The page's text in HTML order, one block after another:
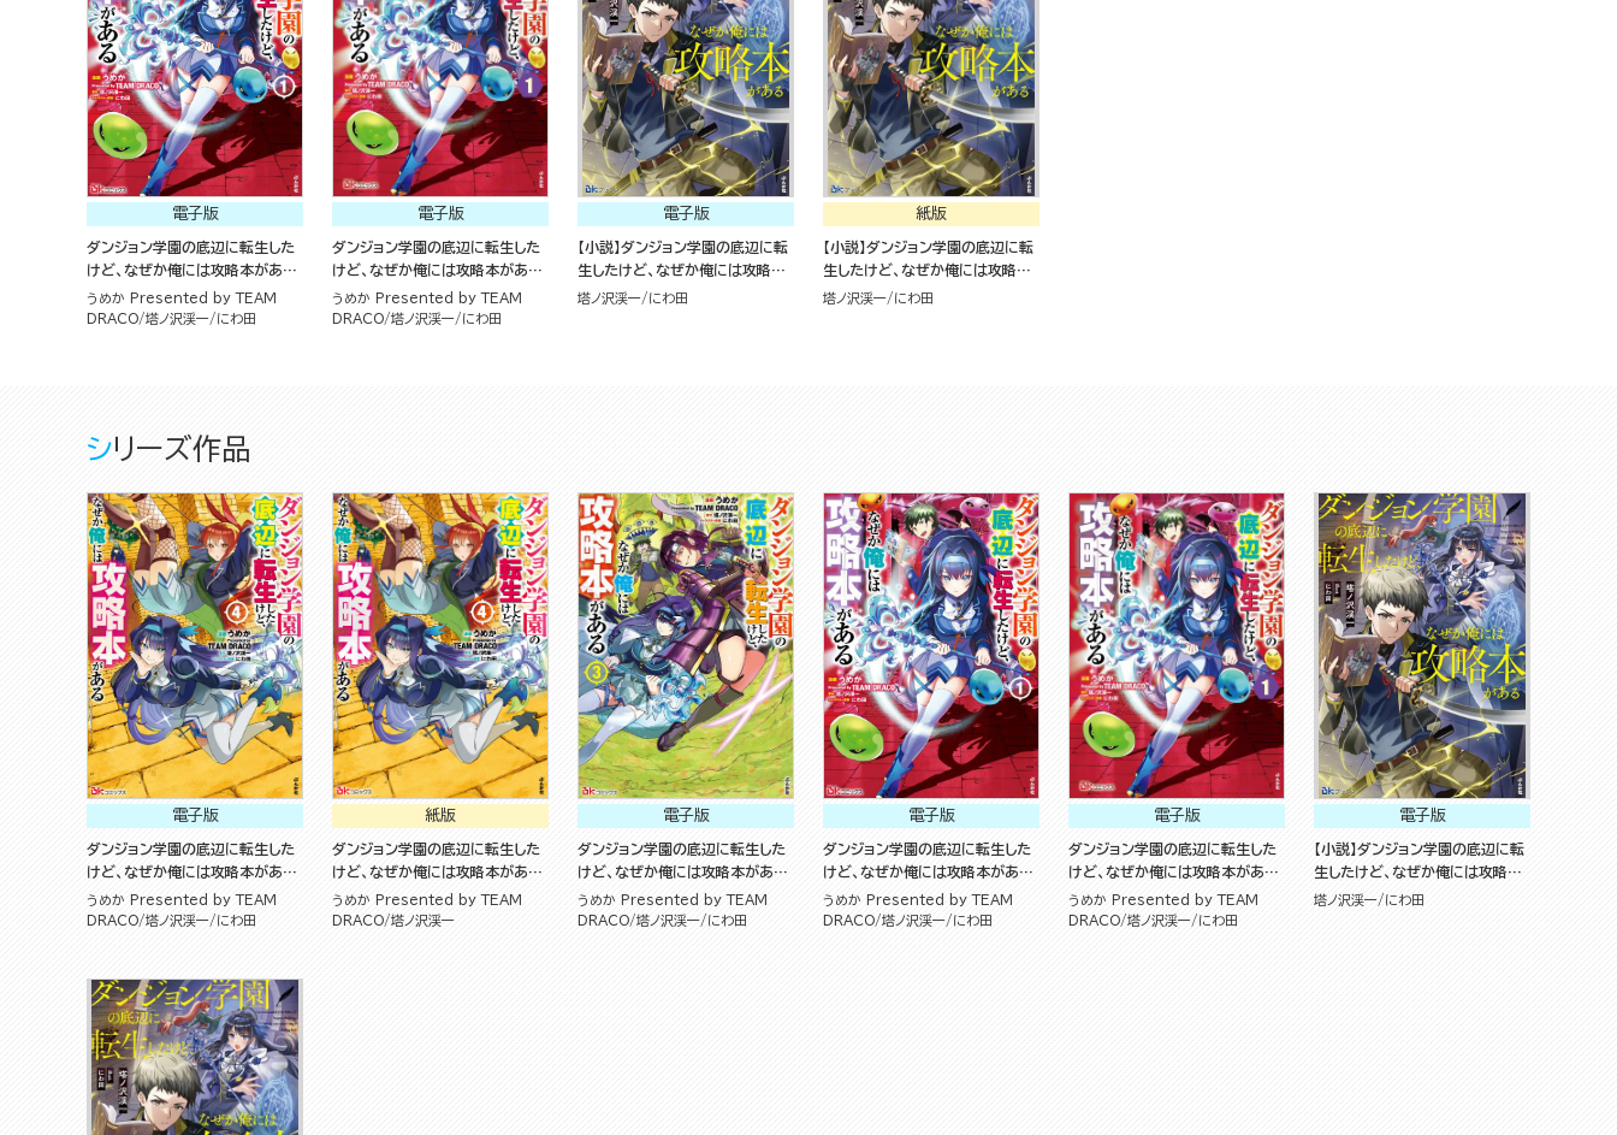
電子版
ダンジョン学園の底辺に転生した
けど、なぜか俺には攻略本がある
（1）
うめか Presented by TEAM
DRACO 塔ノ沢渓一 にわ田
電子版
ダンジョン学園の底辺に転生した
けど、なぜか俺には攻略本がある
コミック版（分冊版）
うめか Presented by TEAM
DRACO 塔ノ沢渓一 にわ田
電子版
【小説】ダンジョン学園の底辺に転
生したけど、なぜか俺には攻略本
がある
塔ノ沢渓一 にわ田
紙版
【小説】ダンジョン学園の底辺に転
生したけど、なぜか俺には攻略本
がある
塔ノ沢渓一 にわ田
シリーズ作品
電子版
ダンジョン学園の底辺に転生した
けど、なぜか俺には攻略本がある
コミック版 （4）
うめか Presented by TEAM
DRACO 塔ノ沢渓一 にわ田
紙版
ダンジョン学園の底辺に転生した
けど、なぜか俺には攻略本がある
（４）
うめか Presented by TEAM
DRACO 塔ノ沢渓一
電子版
ダンジョン学園の底辺に転生した
けど、なぜか俺には攻略本がある
コミック版 （3）
うめか Presented by TEAM
DRACO 塔ノ沢渓一 にわ田
電子版
ダンジョン学園の底辺に転生した
けど、なぜか俺には攻略本がある
（1）
うめか Presented by TEAM
DRACO 塔ノ沢渓一 にわ田
電子版
ダンジョン学園の底辺に転生した
けど、なぜか俺には攻略本がある
コミック版（分冊版）
うめか Presented by TEAM
DRACO 塔ノ沢渓一 にわ田
電子版
【小説】ダンジョン学園の底辺に転
生したけど、なぜか俺には攻略本
がある
塔ノ沢渓一 にわ田